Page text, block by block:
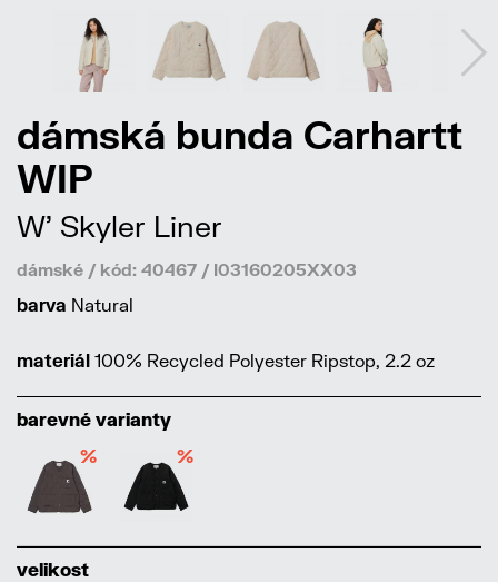
dámská bunda Carhartt
WIP
W' Skyler Liner
dámské / kód: 40467 / I03160205XX03
barva Natural
materiál 100% Recycled Polyester Ripstop, 2.2 oz
barevné varianty
%
%
velikost